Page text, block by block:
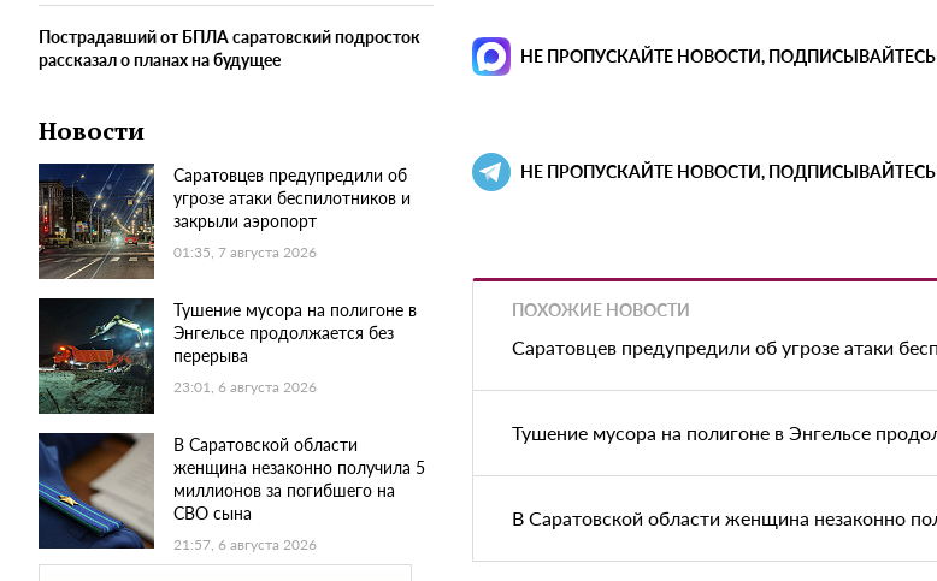
Пострадавший от БПЛА саратовский подросток
рассказал о планах на будущее
Новости
Саратовцев предупредили об
угрозе атаки беспилотников и
закрыли аэропорт
01:35, 7 августа 2026
Тушение мусора на полигоне в
Энгельсе продолжается без
перерыва
23:01, 6 августа 2026
В Саратовской области
женщина незаконно получила 5
миллионов за погибшего на
СВО сына
21:57, 6 августа 2026
НЕ ПРОПУСКАЙТЕ НОВОСТИ,
НЕ ПРОПУСКАЙТЕ НОВОСТИ,
ПОХОЖИЕ НОВОСТИ
Саратовцев предупредили об угрозе атаки
Тушение мусора на полигоне в Энгельсе
В Саратовской области женщина незаконно